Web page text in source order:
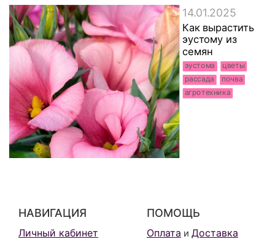
14.01.2025
Как вырастить
эустому из
семян
эустома
цветы
рассада
почва
агротехника
НАВИГАЦИЯ
Личный кабинет
ПОМОЩЬ
Оплата и Доставка